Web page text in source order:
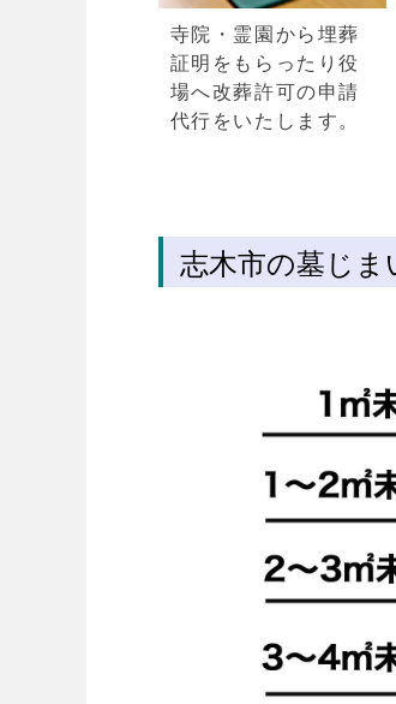
寺院・霊園から埋葬
証明をもらったり役
場へ改葬許可の申請
代行をいたします。
志木市の墓じ